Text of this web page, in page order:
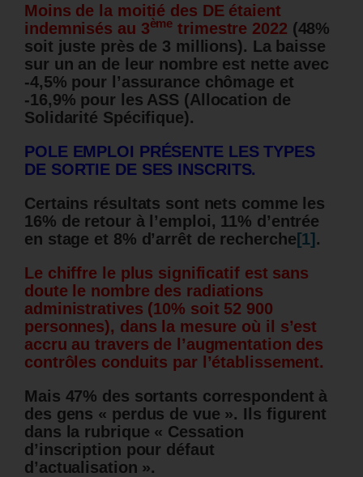
Moins de la moitié des DE étaient
indemnisés au 3ème trimestre 2022 (48%
soit juste près de 3 millions). La baisse
sur un an de leur nombre est nette avec
-4,5% pour l’assurance chômage et
-16,9% pour les ASS (Allocation de
Solidarité Spécifique).
POLE EMPLOI PRÉSENTE LES TYPES
DE SORTIE DE SES INSCRITS.
Certains résultats sont nets comme les
16% de retour à l’emploi, 11% d’entrée
en stage et 8% d’arrêt de recherche [1] .
Le chiffre le plus significatif est sans
doute le nombre des radiations
administratives (10% soit 52 900
personnes), dans la mesure où il s’est
accru au travers de l’augmentation des
contrôles conduits par l’établissement.
Mais 47% des sortants correspondent à
des gens « perdus de vue ». Ils figurent
dans la rubrique « Cessation
d’inscription pour défaut
d’actualisation ».